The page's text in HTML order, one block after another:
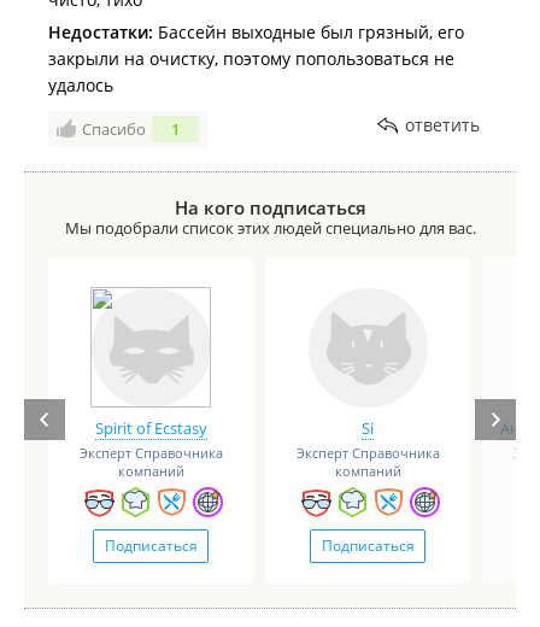
Недостатки: Бассейн выходные был грязный, его
закрыли на очистку, поэтому попользоваться не
удалось
Спасибо 1 ответить
На кого подписаться
Мы подобрали список этих людей специально для вас.
Spirit of Ecstasy
Эксперт Справочника
компаний
Подписаться
Si
Эксперт Справочника
компаний
Подписаться